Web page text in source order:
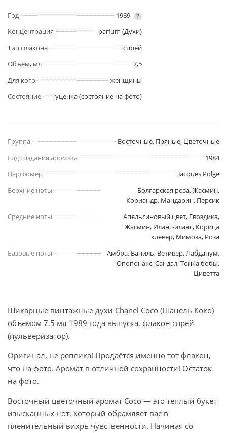
Год 1989 ?
Концентрация
parfum (Духи)
Тип флакона
спрей
Объём, мл
7,5
Для кого
женщины
Состояние
уценка (состояние на фото)
Группа
Восточные, Пряные, Цветочные
Год создания аромата
1984
Парфюмер
Jacques Polge
Верхние ноты
Болгарская роза, Жасмин,
Кориандр, Мандарин, Персик
Средние ноты
Апельсиновый цвет, Гвоздика,
Жасмин, Иланг-иланг, Корица
клевер, Мимоза, Роза
Базовые ноты
Амбра, Ваниль, Ветивер, Лабданум,
Опопонакс, Сандал, Тонка бобы,
Циветта
Шикарные винтажные духи Chanel Coco (Шанель Коко)
объёмом 7,5 мл 1989 года выпуска, флакон спрей
(пульверизатор).
Оригинал, не реплика! Продаётся именно тот флакон,
что на фото. Аромат в отличной сохранности! Остаток
на фото.
Восточный цветочный аромат Coco — это тёплый букет
изысканных нот, который обрамляет вас в
пленительный вихрь чувственности. Начиная со